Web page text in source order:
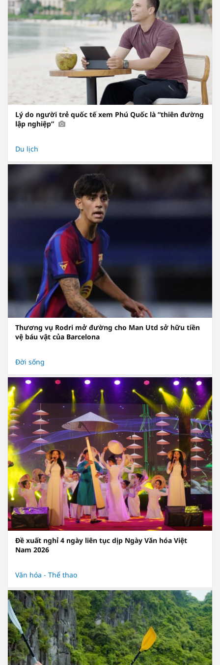
Lý do người trẻ quốc tế xem Phú Quốc là “thiên đường
lập nghiệp”
Du lịch
Thương vụ Rodri mở đường cho Man Utd sở hữu tiền
vệ báu vật của Barcelona
Đời sống
Đề xuất nghỉ 4 ngày liên tục dịp Ngày Văn hóa Việt
Nam 2026
Văn hóa - Thể thao